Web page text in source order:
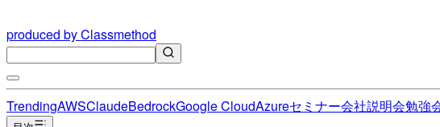
produced by Classmethod
TrendingAWSClaudeBedrockGoogle CloudAzureセミナー会社説明会勉強